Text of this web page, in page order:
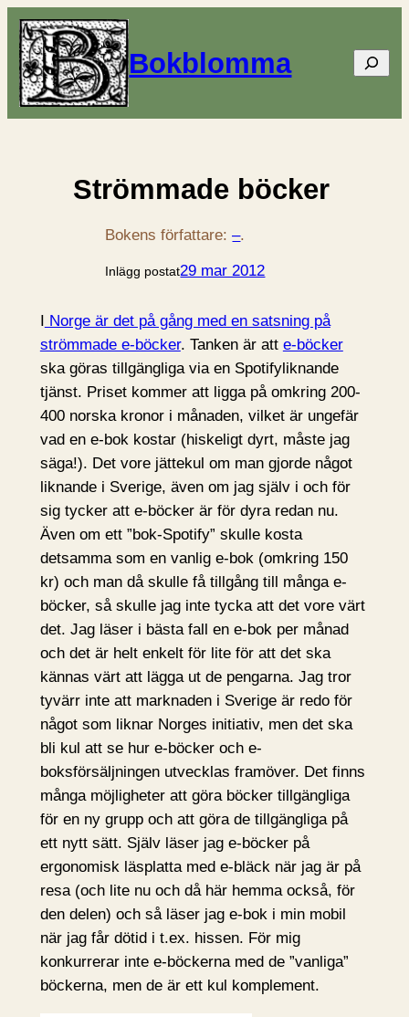
Bokblomma Sök
Strömmade böcker
Bokens författare:–.
Inlägg postat29 mar 2012
I Norge är det på gång med en satsning på
strömmade e-böcker. Tanken är att e-böcker
ska göras tillgängliga via en Spotifyliknande
tjänst. Priset kommer att ligga på omkring 200-
400 norska kronor i månaden, vilket är ungefär
vad en e-bok kostar (hiskeligt dyrt, måste jag
säga!). Det vore jättekul om man gjorde något
liknande i Sverige, även om jag själv i och för
sig tycker att e-böcker är för dyra redan nu.
Även om ett ”bok-Spotify” skulle kosta
detsamma som en vanlig e-bok (omkring 150
kr) och man då skulle få tillgång till många e-
böcker, så skulle jag inte tycka att det vore värt
det. Jag läser i bästa fall en e-bok per månad
och det är helt enkelt för lite för att det ska
kännas värt att lägga ut de pengarna. Jag tror
tyvärr inte att marknaden i Sverige är redo för
något som liknar Norges initiativ, men det ska
bli kul att se hur e-böcker och e-
boksförsäljningen utvecklas framöver. Det finns
många möjligheter att göra böcker tillgängliga
för en ny grupp och att göra de tillgängliga på
ett nytt sätt. Själv läser jag e-böcker på
ergonomisk läsplatta med e-bläck när jag är på
resa (och lite nu och då här hemma också, för
den delen) och så läser jag e-bok i min mobil
när jag får dötid i t.ex. hissen. För mig
konkurrerar inte e-böckerna med de ”vanliga”
böckerna, men de är ett kul komplement.